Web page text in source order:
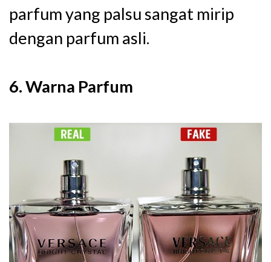
parfum yang palsu sangat mirip
dengan parfum asli.
6. Warna Parfum